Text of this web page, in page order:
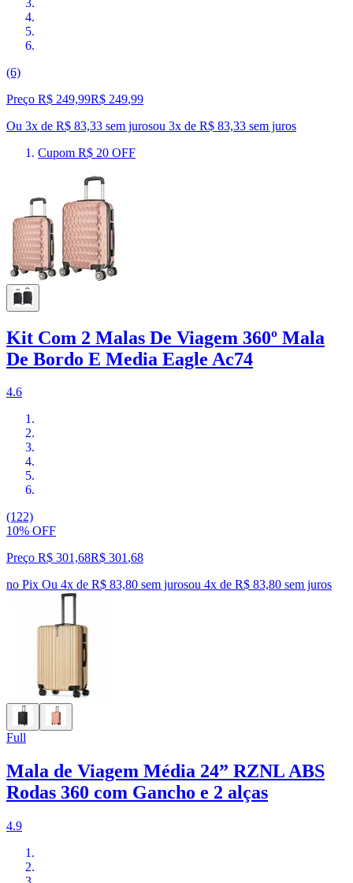
(6)
Preço R$ 249,99R$ 249,99
Ou 3x de R$ 83,33 sem jurosou 3x de R$ 83,33 sem juros
Cupom R$ 20 OFF
Kit Com 2 Malas De Viagem 360º Mala
De Bordo E Media Eagle Ac74
4.6
(122)
10% OFF
Preço R$ 301,68R$ 301,68
no Pix Ou 4x de R$ 83,80 sem jurosou 4x de R$ 83,80 sem juros
Full
Mala de Viagem Média 24” RZNL ABS
Rodas 360 com Gancho e 2 alças
4.9